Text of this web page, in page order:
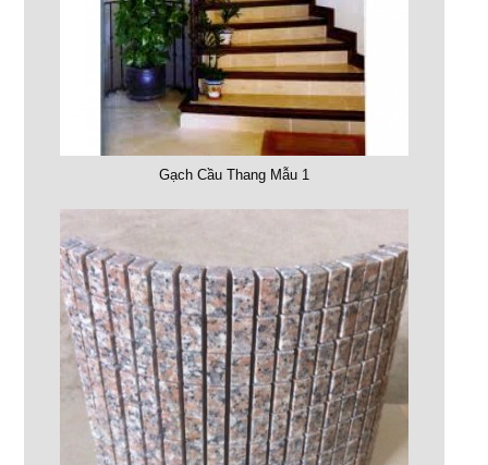
Gạch Cầu Thang Mẫu 1